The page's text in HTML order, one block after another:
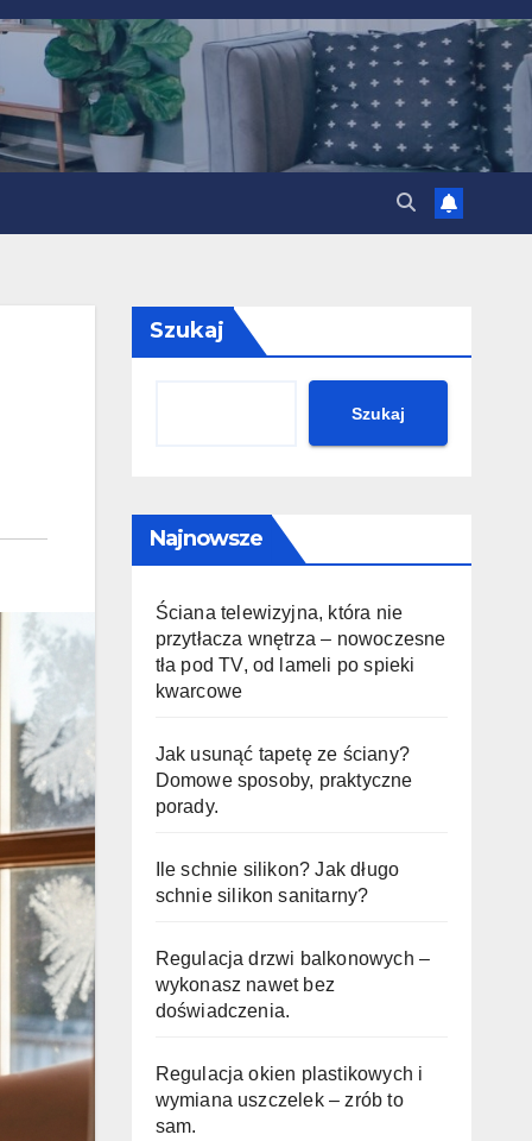
Szukaj
Szukaj
Najnowsze
Ściana telewizyjna, która nie
przytłacza wnętrza – nowoczesne
tła pod TV, od lameli po spieki
kwarcowe
Jak usunąć tapetę ze ściany?
Domowe sposoby, praktyczne
porady.
Ile schnie silikon? Jak długo
schnie silikon sanitarny?
Regulacja drzwi balkonowych –
wykonasz nawet bez
doświadczenia.
Regulacja okien plastikowych i
wymiana uszczelek – zrób to
sam.